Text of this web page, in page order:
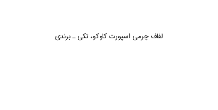
لفاف چرمی اسپورت کاوکو، تکی ـ برندی